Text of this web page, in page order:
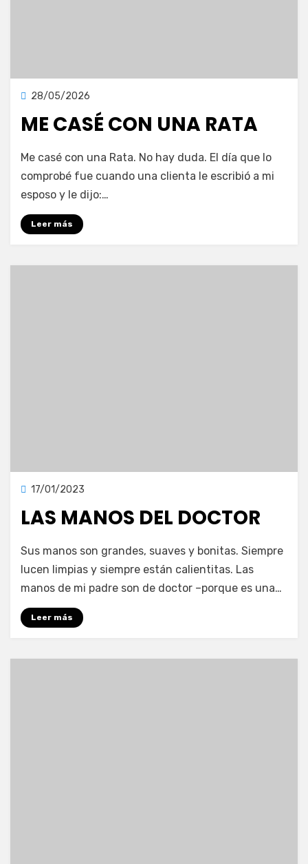
Publicada
28/05/2026
ME CASÉ CON UNA RATA
vonnelara
Deja un comentario
en
casé
Me casé con una Rata. No hay duda. El día que lo
comprobé fue cuando una clienta le escribió a mi
esposo y le dijo:…
Leer más
Publicada
17/01/2023
LAS MANOS DEL DOCTOR
Las
manos
del
Sus manos son grandes, suaves y bonitas. Siempre
lucen limpias y siempre están calientitas. Las
manos de mi padre son de doctor –porque es una…
Leer más